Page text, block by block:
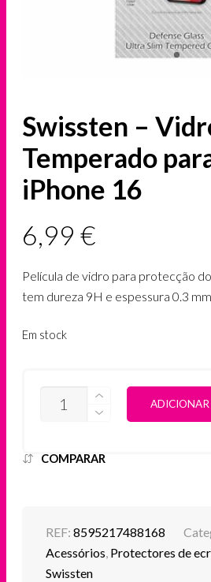
Swissten –
Temperado
iPhone 16
6,99€
Película de vidro para protecção
tem dureza 9H e espessura 0.3 mm.
Em stock
QUANTIDADE
TEMPERADO
ADICIONAR
COMPARAR
REF:8595217488168
Acessórios, Protectores de
Swissten